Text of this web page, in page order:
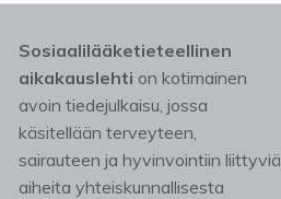
Sosiaalilääketieteellinen
aikakauslehti on kotimainen
avoin tiedejulkaisu, jossa
käsitellään terveyteen,
sairauteen ja hyvinvointiin liittyviä
aiheita yhteiskunnallisesta